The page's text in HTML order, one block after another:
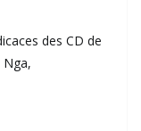
des CD de